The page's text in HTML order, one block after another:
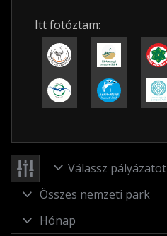
Itt fotóztam:
Válassz pályázatot